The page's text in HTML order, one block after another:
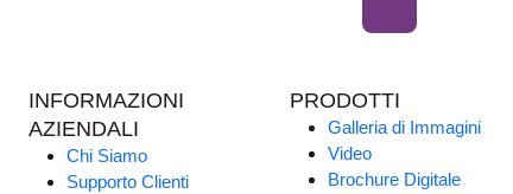
INFORMAZIONI
AZIENDALI
Chi Siamo
Supporto Clienti
PRODOTTI
Galleria di Immagini
Video
Brochure Digitale